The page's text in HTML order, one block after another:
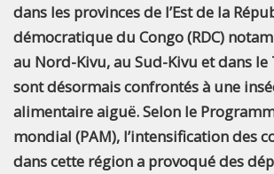
dans les provinces de l’Est de la
démocratique du Congo (RDC)
au Nord-Kivu, au Sud-Kivu et dans le
sont désormais confrontés à une
alimentaire aiguë. Selon le
mondial (PAM), l’intensification des
dans cette région a provoqué des